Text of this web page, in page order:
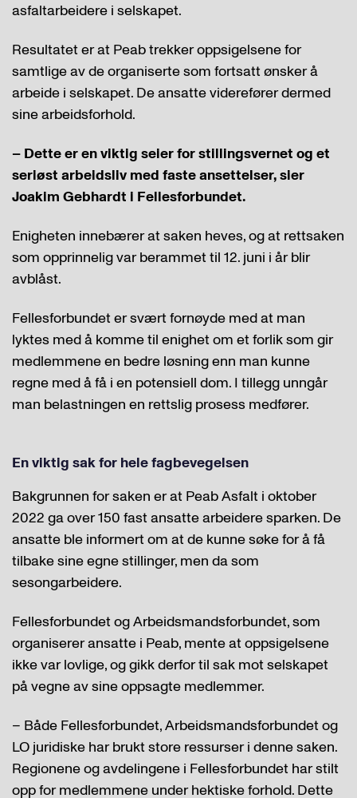
asfaltarbeidere i selskapet.
Resultatet er at Peab trekker oppsigelsene for
samtlige av de organiserte som fortsatt ønsker å
arbeide i selskapet. De ansatte viderefører dermed
sine arbeidsforhold.
– Dette er en viktig seier for stillingsvernet og et
seriøst arbeidsliv med faste ansettelser, sier
Joakim Gebhardt i Fellesforbundet.
Enigheten innebærer at saken heves, og at rettsaken
som opprinnelig var berammet til 12. juni i år blir
avblåst.
Fellesforbundet er svært fornøyde med at man
lyktes med å komme til enighet om et forlik som gir
medlemmene en bedre løsning enn man kunne
regne med å få i en potensiell dom. I tillegg unngår
man belastningen en rettslig prosess medfører.
En viktig sak for hele fagbevegelsen
Bakgrunnen for saken er at Peab Asfalt i oktober
2022 ga over 150 fast ansatte arbeidere sparken. De
ansatte ble informert om at de kunne søke for å få
tilbake sine egne stillinger, men da som
sesongarbeidere.
Fellesforbundet og Arbeidsmandsforbundet, som
organiserer ansatte i Peab, mente at oppsigelsene
ikke var lovlige, og gikk derfor til sak mot selskapet
på vegne av sine oppsagte medlemmer.
– Både Fellesforbundet, Arbeidsmandsforbundet og
LO juridiske har brukt store ressurser i denne saken.
Regionene og avdelingene i Fellesforbundet har stilt
opp for medlemmene under hektiske forhold. Dette